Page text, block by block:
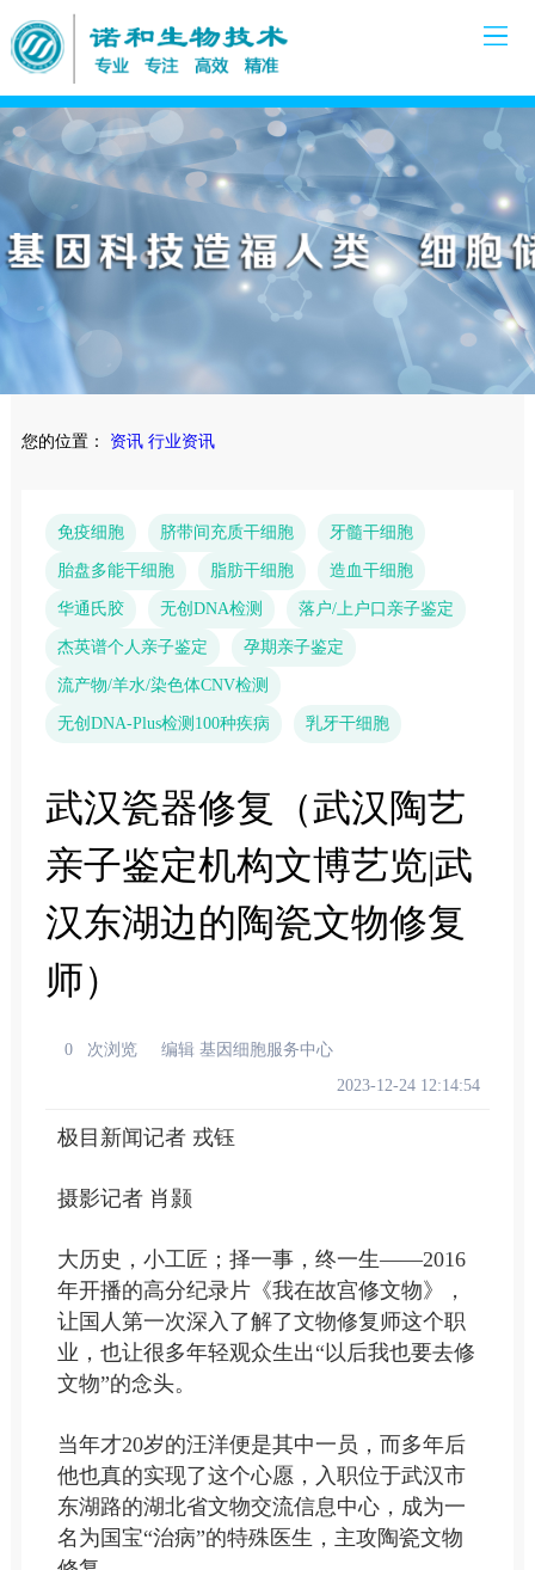
您的位置： 资讯 行业资讯
免疫细胞 脐带间充质干细胞 牙髓干细胞
胎盘多能干细胞 脂肪干细胞 造血干细胞
华通氏胶 无创DNA检测 落户/上户口亲子鉴定
杰英谱个人亲子鉴定 孕期亲子鉴定
流产物/羊水/染色体CNV检测
无创DNA-Plus检测100种疾病 乳牙干细胞
武汉瓷器修复（武汉陶艺
亲子鉴定机构文博艺览|武
汉东湖边的陶瓷文物修复
师）
0 次浏览
编辑 基因细胞服务中心
2023-12-24 12:14:54
极目新闻记者 戎钰
摄影记者 肖颢
大历史，小工匠；择一事，终一生——2016
年开播的高分纪录片《我在故宫修文物》，
让国人第一次深入了解了文物修复师这个职
业，也让很多年轻观众生出“以后我也要去修
文物”的念头。
当年才20岁的汪洋便是其中一员，而多年后
他也真的实现了这个心愿，入职位于武汉市
东湖路的湖北省文物交流信息中心，成为一
名为国宝“治病”的特殊医生，主攻陶瓷文物